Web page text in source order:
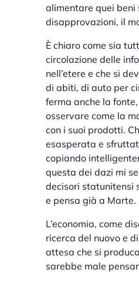
alimentare quei beni
disapprovazioni, il
È chiaro come sia
circolazione delle
nell’etere e che si
di abiti, di auto per
ferma anche la
osservare come la
con i suoi prodotti.
esasperata e
copiando
questa dei dazi mi
decisori statunitensi
e pensa già a Marte.
L’economia, come
ricerca del nuovo e
attesa che si
sarebbe male